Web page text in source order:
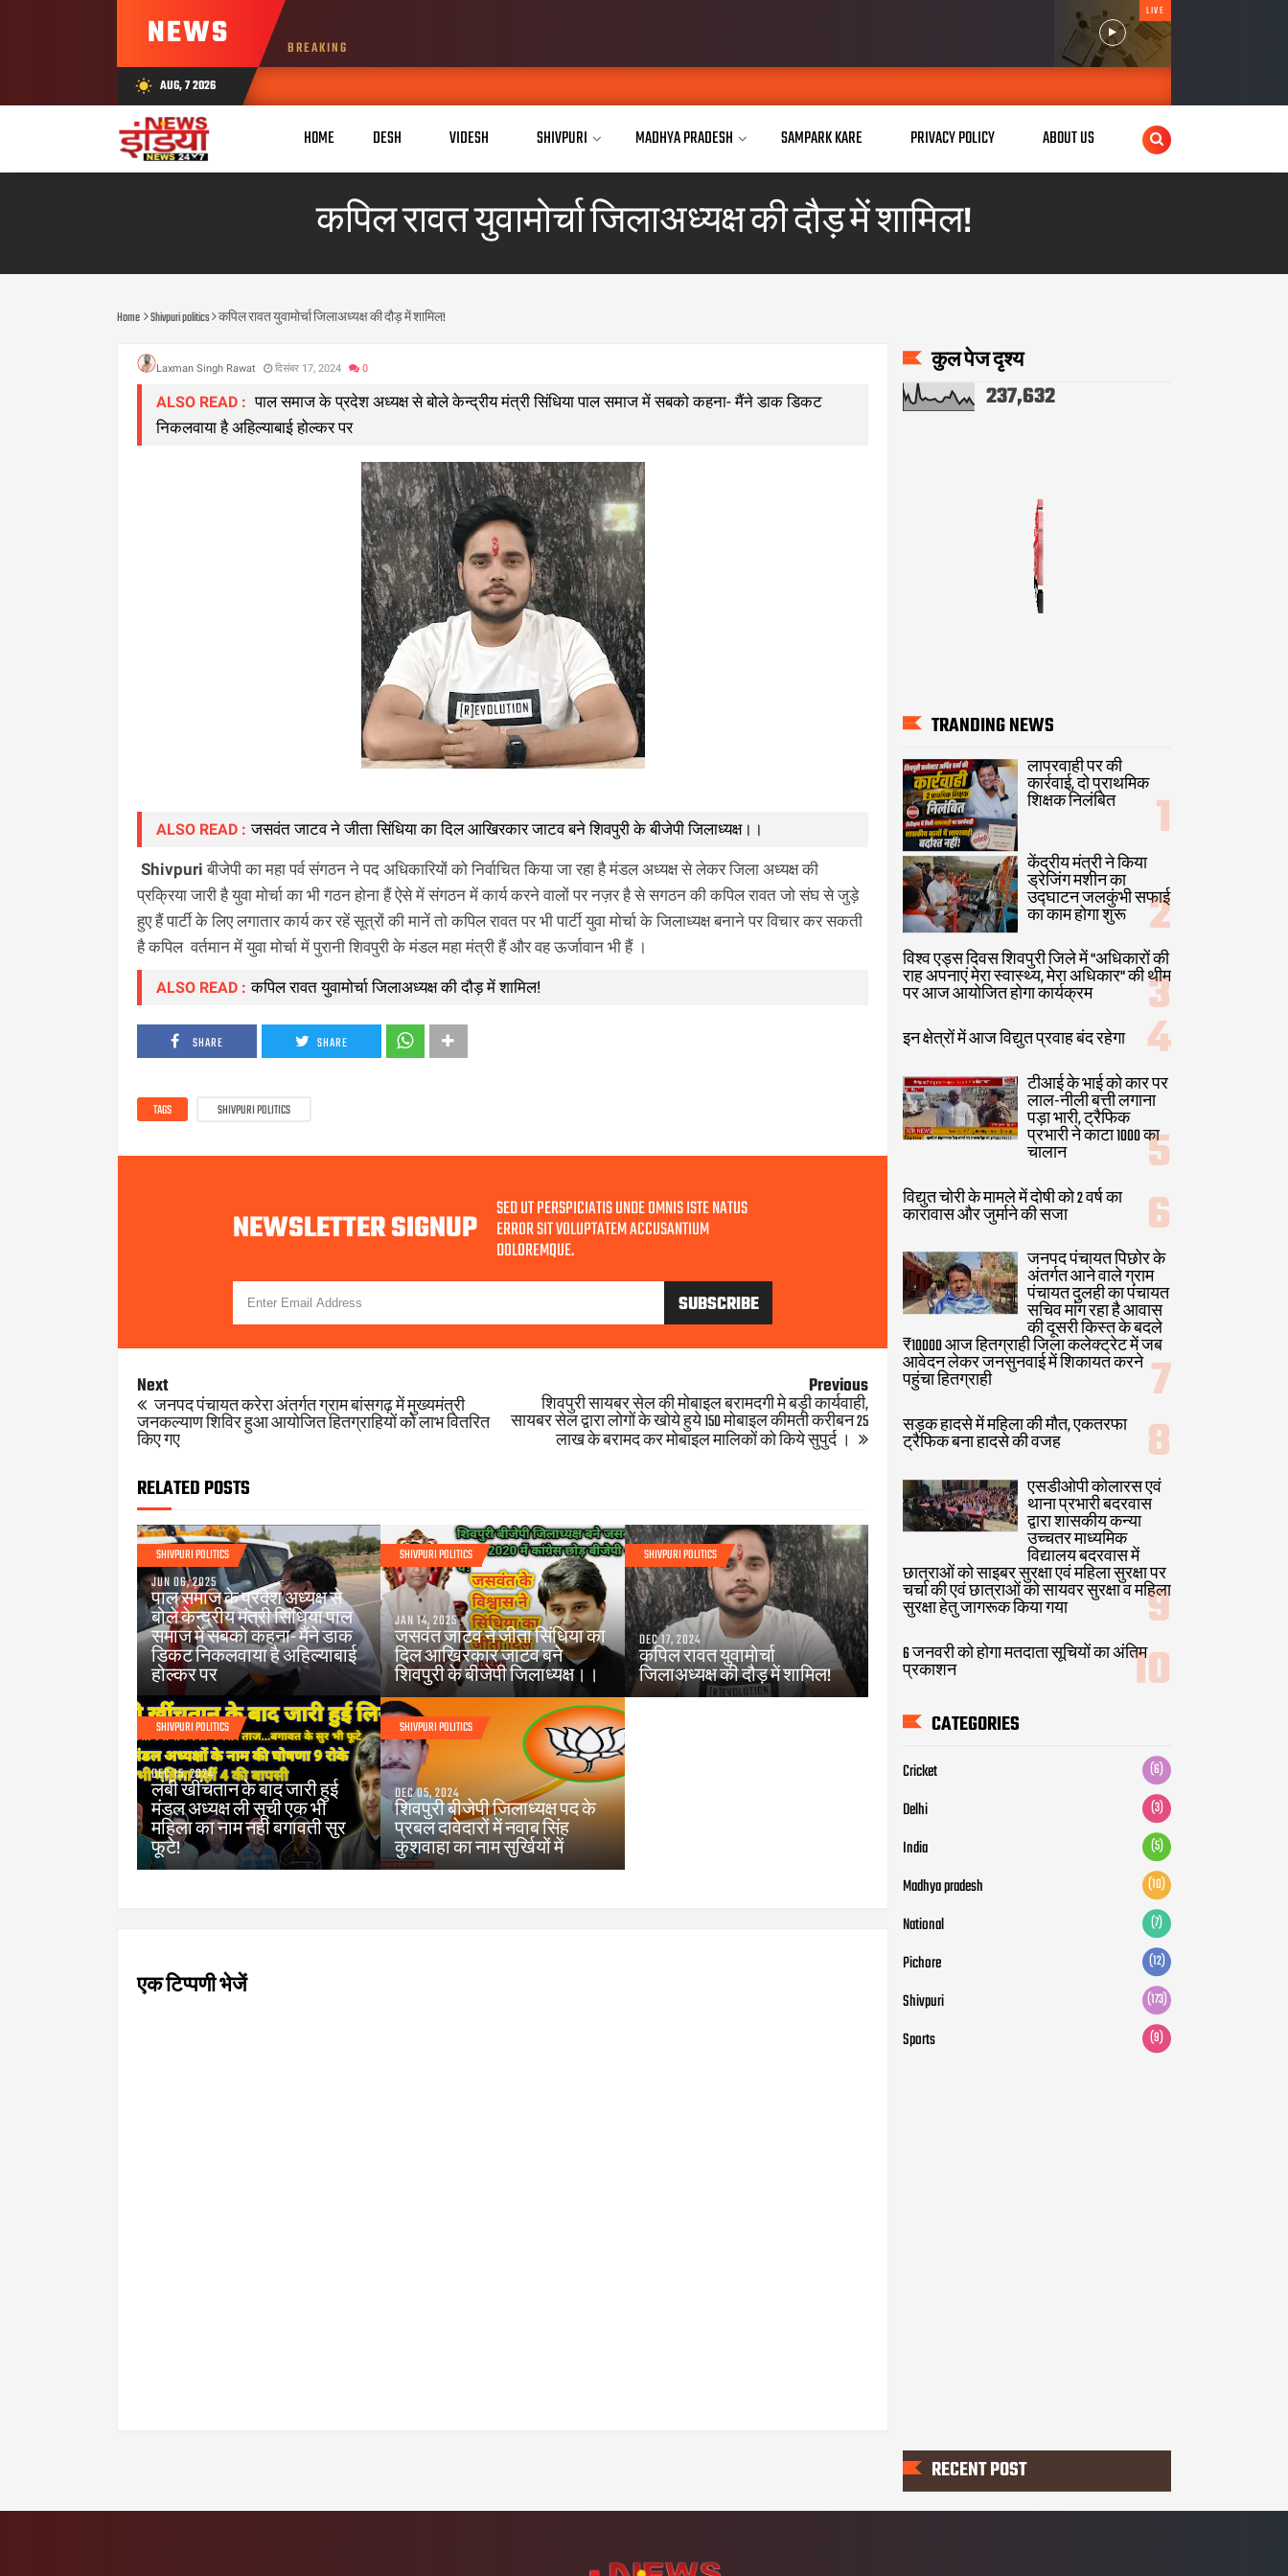
NEWS BREAKING
LIVE
wb_sunny AUG, 7 2026
HOME DESH VIDESH SHIVPURI MADHYA PRADESH SAMPARK KARE PRIVACY POLICY ABOUT US
कपिल रावत युवामोर्चा जिलाअध्यक्ष की दौड़ में शामिल!
Home Shivpuri politics कपिल रावत युवामोर्चा जिलाअध्यक्ष की दौड़ में शामिल!
Laxman Singh Rawat दिसंबर 17, 2024 0
ALSO READ : पाल समाज के प्रदेश अध्यक्ष से बोले केन्द्रीय मंत्री सिंधिया पाल समाज में सबको कहना- मैंने डाक डिकट
निकलवाया है अहिल्याबाई होल्कर पर
ALSO READ : जसवंत जाटव ने जीता सिंधिया का दिल आखिरकार जाटव बने शिवपुरी के बीजेपी जिलाध्यक्ष।।
Shivpuri बीजेपी का महा पर्व संगठन ने पद अधिकारियों को निर्वाचित किया जा रहा है मंडल अध्यक्ष से लेकर जिला अध्यक्ष की
प्रक्रिया जारी है युवा मोर्चा का भी गठन होना हैं ऐसे में संगठन में कार्य करने वालों पर नज़र है से सगठन की कपिल रावत जो संघ से जुड़े
हुए हैं पार्टी के लिए लगातार कार्य कर रहें सूत्रों की मानें तो कपिल रावत पर भी पार्टी युवा मोर्चा के जिलाध्यक्ष बनाने पर विचार कर सकती
है कपिल वर्तमान में युवा मोर्चा में पुरानी शिवपुरी के मंडल महा मंत्री हैं और वह ऊर्जावान भी हैं ।
ALSO READ : कपिल रावत युवामोर्चा जिलाअध्यक्ष की दौड़ में शामिल!
SHARE SHARE
TAGS SHIVPURI POLITICS
NEWSLETTER SIGNUP SED UT PERSPICIATIS UNDE OMNIS ISTE NATUS
ERROR SIT VOLUPTATEM ACCUSANTIUM
DOLOREMQUE.
Next
जनपद पंचायत करेरा अंतर्गत ग्राम बांसगढ़ में मुख्यमंत्री
जनकल्याण शिविर हुआ आयोजित हितग्राहियों को लाभ वितरित
किए गए
Previous
शिवपुरी सायबर सेल की मोबाइल बरामदगी मे बड़ी कार्यवाही,
सायबर सेल द्वारा लोगों के खोये हुये 150 मोबाइल कीमती करीबन 25
लाख के बरामद कर मोबाइल मालिकों को किये सुपुर्द ।
RELATED POSTS
SHIVPURI POLITICS
JUN 06, 2025
पाल समाज के प्रदेश अध्यक्ष से
बोले केन्द्रीय मंत्री सिंधिया पाल
समाज में सबको कहना- मैंने डाक
डिकट निकलवाया है अहिल्याबाई
होल्कर पर
SHIVPURI POLITICS
JAN 14, 2025
जसवंत जाटव ने जीता सिंधिया का
दिल आखिरकार जाटव बने
शिवपुरी के बीजेपी जिलाध्यक्ष।।
SHIVPURI POLITICS
DEC 17, 2024
कपिल रावत युवामोर्चा
जिलाअध्यक्ष की दौड़ में शामिल!
SHIVPURI POLITICS
DEC 15, 2024
लंबी खींचतान के बाद जारी हुई
मंडल अध्यक्ष ली सूची एक भी
महिला का नाम नही बगावती सुर
फूटे!
SHIVPURI POLITICS
DEC 05, 2024
शिवपुरी बीजेपी जिलाध्यक्ष पद के
प्रबल दावेदारों में नवाब सिंह
कुशवाहा का नाम सुर्खियों में
एक टिप्पणी भेजें
कुल पेज दृश्य
237,632
TRANDING NEWS
लापरवाही पर की
कार्रवाई, दो प्राथमिक
शिक्षक निलंबित
केंद्रीय मंत्री ने किया
ड्रेजिंग मशीन का
उद्घाटन जलकुंभी सफाई
का काम होगा शुरू
विश्व एड्स दिवस शिवपुरी जिले में "अधिकारों की
राह अपनाएं मेरा स्वास्थ्य, मेरा अधिकार" की थीम
पर आज आयोजित होगा कार्यक्रम
इन क्षेत्रों में आज विद्युत प्रवाह बंद रहेगा
टीआई के भाई को कार पर
लाल-नीली बत्ती लगाना
पड़ा भारी, ट्रैफिक
प्रभारी ने काटा 1000 का
चालान
विद्युत चोरी के मामले में दोषी को 2 वर्ष का
कारावास और जुर्माने की सजा
जनपद पंचायत पिछोर के
अंतर्गत आने वाले ग्राम
पंचायत दुलही का पंचायत
सचिव मांग रहा है आवास
की दूसरी किस्त के बदले
₹10000 आज हितग्राही जिला कलेक्ट्रेट में जब
आवेदन लेकर जनसुनवाई में शिकायत करने
पहुंचा हितग्राही
सड़क हादसे में महिला की मौत, एकतरफा
ट्रैफिक बना हादसे की वजह
एसडीओपी कोलारस एवं
थाना प्रभारी बदरवास
द्वारा शासकीय कन्या
उच्चतर माध्यमिक
विद्यालय बदरवास में
छात्राओं को साइबर सुरक्षा एवं महिला सुरक्षा पर
चर्चा की एवं छात्राओं को सायवर सुरक्षा व महिला
सुरक्षा हेतु जागरूक किया गया
6 जनवरी को होगा मतदाता सूचियों का अंतिम
प्रकाशन
CATEGORIES
Cricket (6)
Delhi (3)
India (5)
Madhya pradesh (10)
National (7)
Pichore (12)
Shivpuri (173)
Sports (9)
RECENT POST